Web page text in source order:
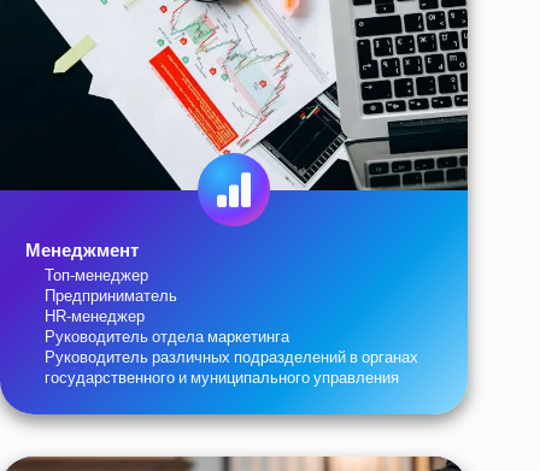
Менеджмент
Топ-менеджер
Предприниматель
HR-менеджер
Руководитель отдела маркетинга
Руководитель различных подразделений в органах
государственного и муниципального управления